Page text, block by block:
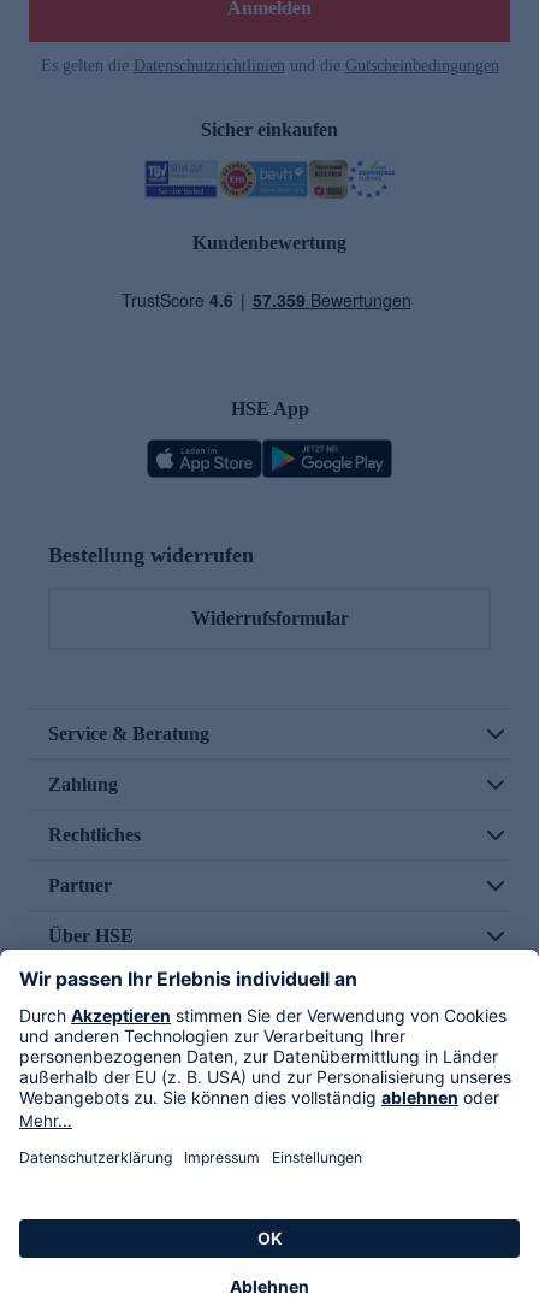
Anmelden
Es gelten die Datenschutzrichtlinien und die Gutscheinbedingungen
Sicher einkaufen
Kundenbewertung
HSE App
Bestellung widerrufen
Widerrufsformular
Service & Beratung
Zahlung
Rechtliches
Partner
Über HSE
Im TV
HSE International